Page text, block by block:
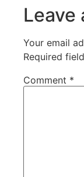
Leave
Your email
Required
Comment *